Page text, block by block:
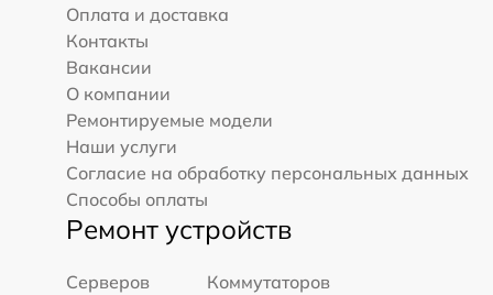
Оплата и доставка
Контакты
Вакансии
О компании
Ремонтируемые модели
Наши услуги
Согласие на обработку персональных данных
Способы оплаты
Ремонт устройств
Серверов
Коммутаторов